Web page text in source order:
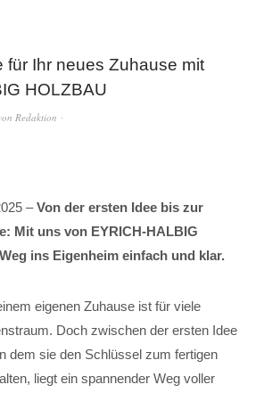
für Ihr neues Zuhause mit
HOLZBAU
Redaktion
–Von der ersten Idee bis zur
Mit uns von EYRICH-HALBIG
ins Eigenheim einfach und klar.
eigenen Zuhause ist für viele
Doch zwischen der ersten Idee
dem sie den Schlüssel zum fertigen
liegt ein spannender Weg voller